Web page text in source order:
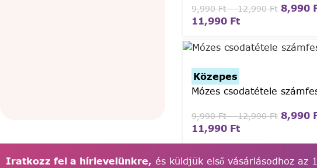
9,990Ft – 12,990Ft 8,990
11,990 Ft
Közepes
Mózes csodatétele
9,990Ft – 12,990Ft 8,990
11,990 Ft
Iratkozz fel a hírlevelünkre, és küldjük első vásárlásodhoz az